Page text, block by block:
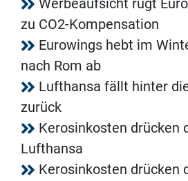
Werbeaufsicht rügt
zu CO2-Kompensation
Eurowings hebt im
nach Rom ab
Lufthansa fällt hinter
zurück
Kerosinkosten drücken
Lufthansa
Kerosinkosten drücken